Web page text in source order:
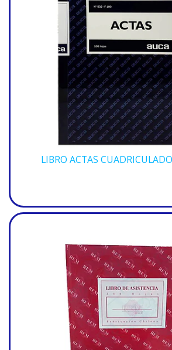
LIBRO ACTAS